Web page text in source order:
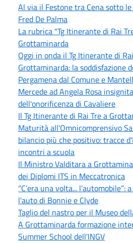
Al via il Festone tra Cena sotto
Fred De Palma
La rubrica "Tg Itinerante di Rai
Grottaminarda
Oggi in onda il Tg Itinerante di
Grottaminarda: la soddisfazione
Pergamena dal Comune e
Mercede ad Angela Rosa
dell'onorificenza di Cavaliere
Il Tg Itinerante di Rai Tre a
Maturità all'Omnicomprensivo
bilancio più che positivo: tracce
incontri a scuola
Il Ministro Valditara a
dei Diplomi ITS in Meccatronica
“C’era una volta...
l'auto di Bonnie e Clyde
Taglio del nastro per il Museo
A Grottaminarda formazione
Summer School dell'INGV